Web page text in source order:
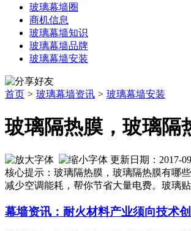
玻璃幕墙圈
商机信息
玻璃幕墙知识
玻璃幕墙品牌
玻璃幕墙安装
首页 > 玻璃幕墙资讯 > 玻璃幕墙安装
玻璃隔热膜，玻璃隔
更新日期：2017-
核心提示：玻璃隔热膜，玻璃隔热膜有哪
减少空调能耗，帮你节省大量电费。玻璃
幕墙资讯：耐火材料产业须向技术